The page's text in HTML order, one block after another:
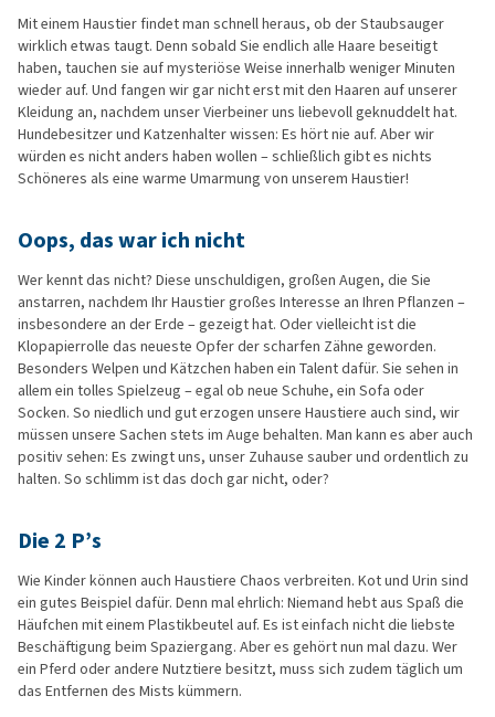
Mit einem Haustier findet man schnell heraus, ob der Staubsauger
wirklich etwas taugt. Denn sobald Sie endlich alle Haare beseitigt
haben, tauchen sie auf mysteriöse Weise innerhalb weniger Minuten
wieder auf. Und fangen wir gar nicht erst mit den Haaren auf unserer
Kleidung an, nachdem unser Vierbeiner uns liebevoll geknuddelt hat.
Hundebesitzer und Katzenhalter wissen: Es hört nie auf. Aber wir
würden es nicht anders haben wollen – schließlich gibt es nichts
Schöneres als eine warme Umarmung von unserem Haustier!
Oops, das war ich nicht
Wer kennt das nicht? Diese unschuldigen, großen Augen, die Sie
anstarren, nachdem Ihr Haustier großes Interesse an Ihren Pflanzen –
insbesondere an der Erde – gezeigt hat. Oder vielleicht ist die
Klopapierrolle das neueste Opfer der scharfen Zähne geworden.
Besonders Welpen und Kätzchen haben ein Talent dafür. Sie sehen in
allem ein tolles Spielzeug – egal ob neue Schuhe, ein Sofa oder
Socken. So niedlich und gut erzogen unsere Haustiere auch sind, wir
müssen unsere Sachen stets im Auge behalten. Man kann es aber auch
positiv sehen: Es zwingt uns, unser Zuhause sauber und ordentlich zu
halten. So schlimm ist das doch gar nicht, oder?
Die 2 P’s
Wie Kinder können auch Haustiere Chaos verbreiten. Kot und Urin sind
ein gutes Beispiel dafür. Denn mal ehrlich: Niemand hebt aus Spaß die
Häufchen mit einem Plastikbeutel auf. Es ist einfach nicht die liebste
Beschäftigung beim Spaziergang. Aber es gehört nun mal dazu. Wer
ein Pferd oder andere Nutztiere besitzt, muss sich zudem täglich um
das Entfernen des Mists kümmern.